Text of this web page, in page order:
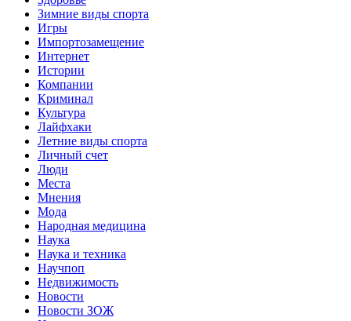
Зимние виды спорта
Игры
Импортозамещение
Интернет
Истории
Компании
Криминал
Культура
Лайфхаки
Летние виды спорта
Личный счет
Люди
Места
Мнения
Мода
Народная медицина
Наука
Наука и техника
Научпоп
Недвижимость
Новости
Новости ЗОЖ